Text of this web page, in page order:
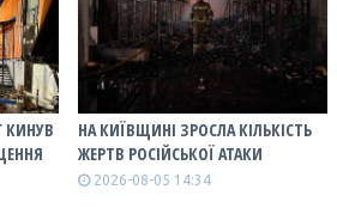
КИНУВ
НА КИЇВЩИНІ ЗРОСЛА КІЛЬКІСТЬ
ЖЕРТВ РОСІЙСЬКОЇ АТАКИ
2026-08-05 14:34